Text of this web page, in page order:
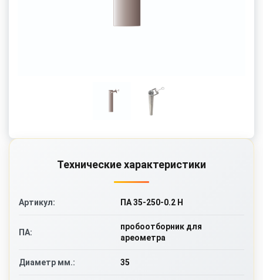
Технические характеристики
Артикул: ПА 35-250-0.2 Н
ПА:
пробоотборник для
ареометра
Диаметр мм.: 35